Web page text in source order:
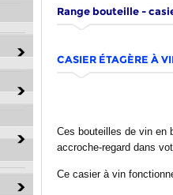
Range bouteille -
CASIER ÉTAGÈRE À
Ces bouteilles de vin en
accroche-regard dans
Ce casier à vin